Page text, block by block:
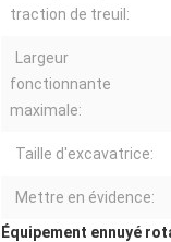
traction de treuil:
Largeur
fonctionnante
maximale:
Taille d'excavatrice:
Mettre en évidence:
Équipement ennuyé